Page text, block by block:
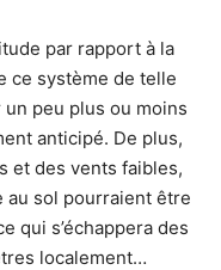
par rapport à la
ce système de telle
peu plus ou moins
anticipé. De plus,
et des vents faibles,
au sol pourraient être
qui s’échappera des
localement…